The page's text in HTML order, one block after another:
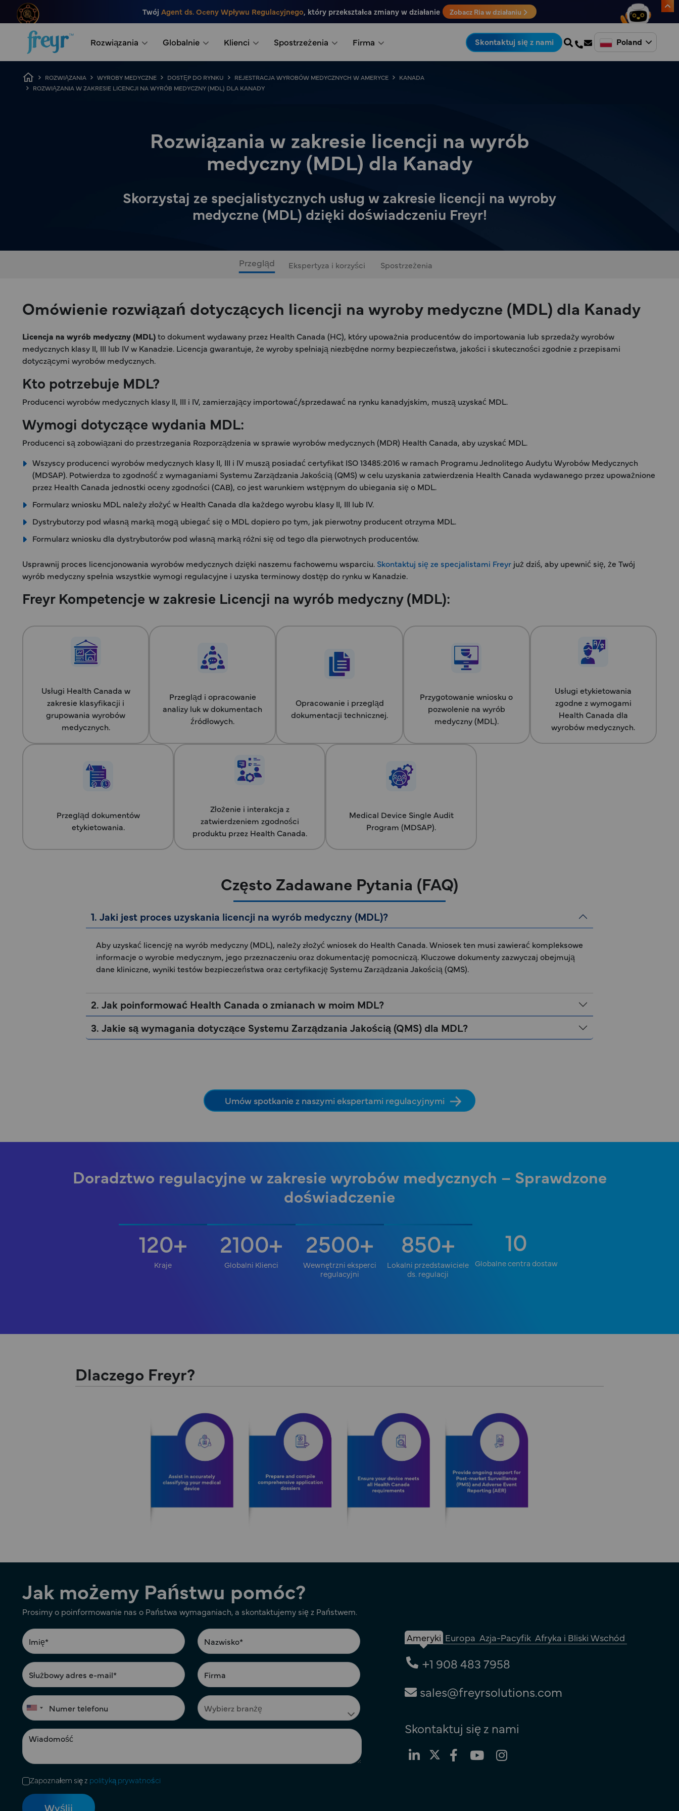
Przejdź do głównej treści
Twój Agent ds. Oceny Wpływu Regulacyjnego, który przekształca zmiany w działanie Zobacz Ria w działaniu
Rozwiązania Globalnie Klienci Spostrzeżenia Firma Skontaktuj się z nami Poland
Breadcrumb
ROZWIĄZANIA WYROBY MEDYCZNE DOSTĘP DO RYNKU REJESTRACJA WYROBÓW MEDYCZNYCH W AMERYCE
KANADA
ROZWIĄZANIA W ZAKRESIE LICENCJI NA WYRÓB MEDYCZNY (MDL) DLA KANADY
Rozwiązania w zakresie licencji na wyrób
medyczny (MDL) dla Kanady
Skorzystaj ze specjalistycznych usług w zakresie licencji na wyroby
medyczne (MDL) dzięki doświadczeniu Freyr!
Przegląd Ekspertyza i korzyści Spostrzeżenia
Omówienie rozwiązań dotyczących licencji na wyroby medyczne (MDL) dla Kanady
Licencja na wyrób medyczny (MDL)to dokument wydawany przez Health Canada (HC), który upoważnia producentów do importowania lub sprzedaży wyrobów
medycznych klasy II, III lub IV w Kanadzie. Licencja gwarantuje, że wyroby spełniają niezbędne normy bezpieczeństwa, jakości i skuteczności zgodnie z przepisami
dotyczącymi wyrobów medycznych.
Kto potrzebuje MDL?
Producenci wyrobów medycznych klasy II, III i IV, zamierzający importować/sprzedawać na rynku kanadyjskim, muszą uzyskać MDL.
Wymogi dotyczące wydania MDL:
Producenci są zobowiązani do przestrzegania Rozporządzenia w sprawie wyrobów medycznych (MDR) Health Canada, aby uzyskać MDL.
Wszyscy producenci wyrobów medycznych klasy II, III i IV muszą posiadać certyfikat ISO 13485:2016 w ramach Programu Jednolitego Audytu Wyrobów Medycznych
(MDSAP). Potwierdza to zgodność z wymaganiami Systemu Zarządzania Jakością (QMS) w celu uzyskania zatwierdzenia Health Canada wydawanego przez upoważnione
przez Health Canada jednostki oceny zgodności (CAB), co jest warunkiem wstępnym do ubiegania się o MDL.
Formularz wniosku MDL należy złożyć w Health Canada dla każdego wyrobu klasy II, III lub IV.
Dystrybutorzy pod własną marką mogą ubiegać się o MDL dopiero po tym, jak pierwotny producent otrzyma MDL.
Formularz wniosku dla dystrybutorów pod własną marką różni się od tego dla pierwotnych producentów.
Usprawnij proces licencjonowania wyrobów medycznych dzięki naszemu fachowemu wsparciu. Skontaktuj się ze specjalistami Freyr już dziś, aby upewnić się, że Twój
wyrób medyczny spełnia wszystkie wymogi regulacyjne i uzyska terminowy dostęp do rynku w Kanadzie.
Freyr Kompetencje w zakresie Licencji na wyrób medyczny (MDL):
Usługi Health Canada w
zakresie klasyfikacji i
grupowania wyrobów
medycznych.
Przegląd i opracowanie
analizy luk w dokumentach
źródłowych.
Opracowanie i przegląd
dokumentacji technicznej.
Przygotowanie wniosku o
pozwolenie na wyrób
medyczny (MDL).
Usługi etykietowania
zgodne z wymogami
Health Canada dla
wyrobów medycznych.
Przegląd dokumentów
etykietowania.
Złożenie i interakcja z
zatwierdzeniem zgodności
produktu przez Health Canada.
Medical Device Single Audit
Program (MDSAP).
Często Zadawane Pytania (FAQ)
1. Jaki jest proces uzyskania licencji na wyrób medyczny (MDL)?
Aby uzyskać licencję na wyrób medyczny (MDL), należy złożyć wniosek do Health Canada. Wniosek ten musi zawierać kompleksowe
informacje o wyrobie medycznym, jego przeznaczeniu oraz dokumentację pomocniczą. Kluczowe dokumenty zazwyczaj obejmują
dane kliniczne, wyniki testów bezpieczeństwa oraz certyfikację Systemu Zarządzania Jakością (QMS).
2. Jak poinformować Health Canada o zmianach w moim MDL?
3. Jakie są wymagania dotyczące Systemu Zarządzania Jakością (QMS) dla MDL?
Umów spotkanie z naszymi ekspertami regulacyjnymi
Doradztwo regulacyjne w zakresie wyrobów medycznych – Sprawdzone
doświadczenie
120+
Kraje
2100+
Globalni Klienci
2500+
Wewnętrzni eksperci
regulacyjni
850+
Lokalni przedstawiciele
ds. regulacji
10
Globalne centra dostaw
Dlaczego Freyr?
Jak możemy Państwu pomóc?
Prosimy o poinformowanie nas o Państwa wymaganiach, a skontaktujemy się z Państwem.
Zapoznałem się z polityką prywatności
Ameryki Europa Azja-Pacyfik Afryka i Bliski Wschód
+1 908 483 7958
sales@freyrsolutions.com
Skontaktuj się z nami